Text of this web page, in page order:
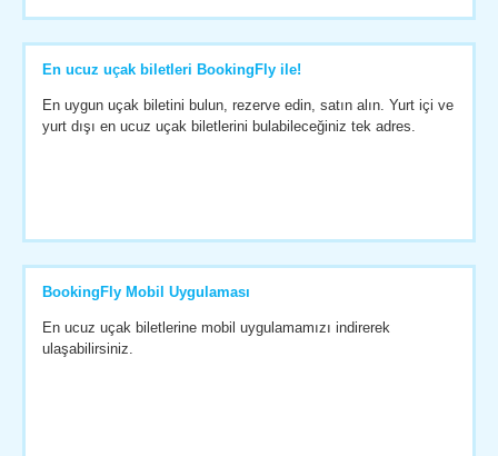
En ucuz uçak biletleri BookingFly ile!
En uygun uçak biletini bulun, rezerve edin, satın alın. Yurt içi ve
yurt dışı en ucuz uçak biletlerini bulabileceğiniz tek adres.
BookingFly Mobil Uygulaması
En ucuz uçak biletlerine mobil uygulamamızı indirerek
ulaşabilirsiniz.